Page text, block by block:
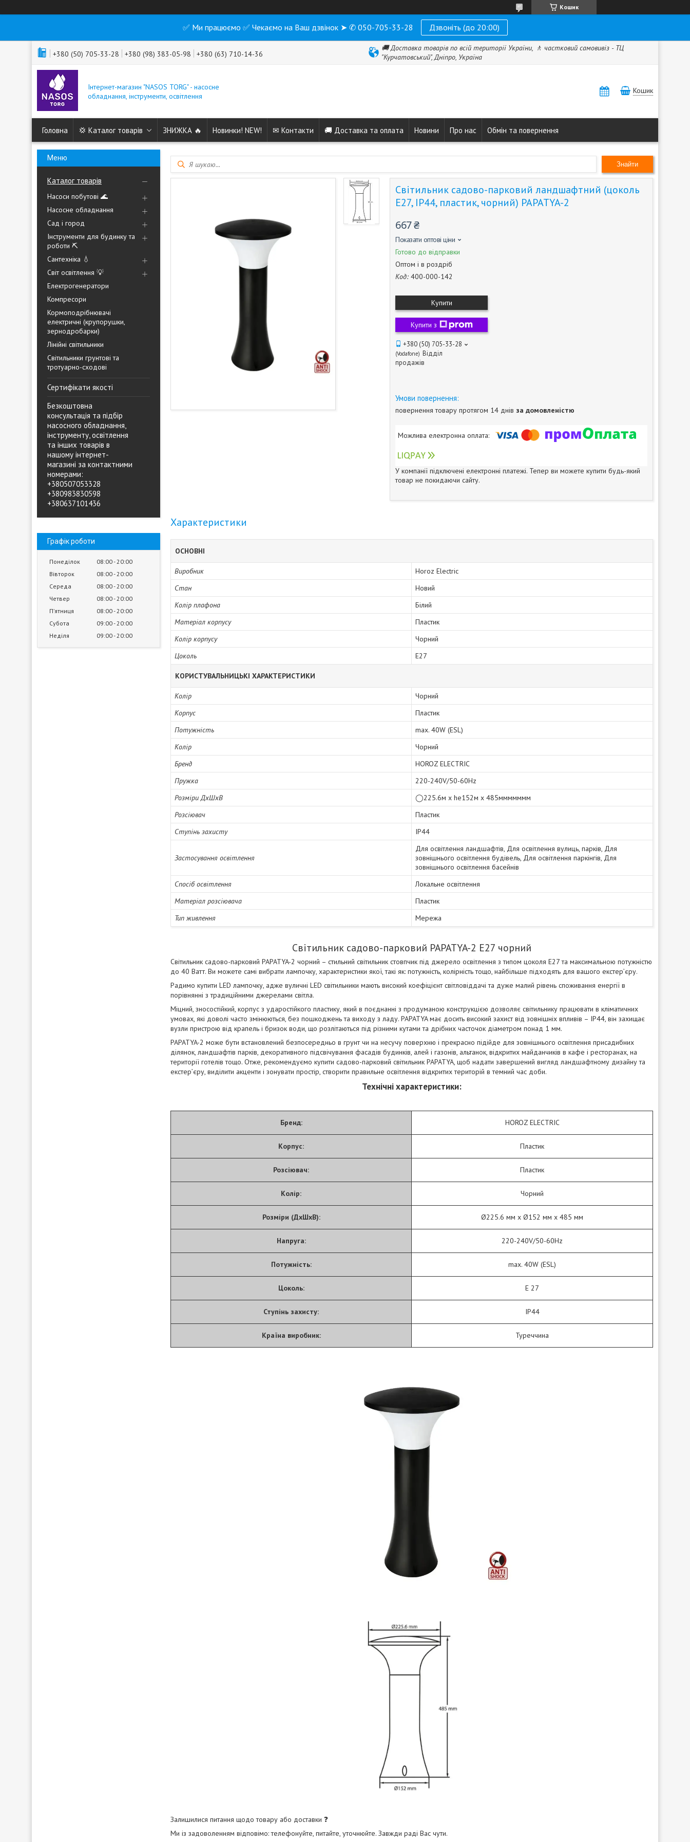
Кошик
✅ Ми працюємо ✅ Чекаємо на Ваш дзвінок ➤ ✆ 050-705-33-28 Дзвоніть (до 20:00)
+380 (50) 705-33-28 +380 (98) 383-05-98 +380 (63) 710-14-36
🚚 Доставка товарів по всій території України, 🚶 частковий самовивіз - ТЦ
"Курчатовський", Дніпро, Україна
Інтернет-магазин "NASOS TORG" - насосне
обладнання, інструменти, освітлення
Кошик
Головна 💢 Каталог товарів ЗНИЖКА 🔥 Новинки! NEW! ✉ Контакти 🚚 Доставка та оплата Новини Про нас Обмін та повернення
Каталог товарів
Насоси побутові 🌊
Насосне обладнання
Сад і город
Інструменти для будинку та
роботи ⛏️
Сантехніка 💧
Світ освітлення 💡
Електрогенератори
Компресори
Кормоподрібнювачі
електричні (крупорушки,
зернодробарки)
Лінійні світильники
Світильники грунтові та
тротуарно-сходові
Сертифікати якості
Безкоштовна
консультація та підбір
насосного обладнання,
інструменту, освітлення
та інших товарів в
нашому інтернет-
магазині за контактними
номерами:
+380507053328
+380983830598
+380637101436
Графік роботи
Понеділок 08:00 20:00
Вівторок
08:00 20:00
Середа
08:00 20:00
Четвер
08:00 20:00
Пʼятниця
08:00 20:00
Субота
09:00 20:00
Неділя
09:00 20:00
Знайти
Світильник садово-парковий ландшафтний (цоколь
E27, IP44, пластик, чорний) PAPATYA-2
667 ₴
Показати оптові ціни
Готово до відправки
Оптом і в роздріб
Код: 400-000-142
Купити
Купити з
+380 (50) 705-33-28
Vodafone Відділ
продажів
повернення товару протягом 14 днів за домовленістю
У компанії підключені електронні платежі. Тепер ви можете купити будь-який
товар не покидаючи сайту.
Характеристики
ОСНОВНІ
Виробник
Horoz Electric
Стан
Новий
Колір плафона
Білий
Матеріал корпусу
Пластик
Колір корпусу
Чорний
Цоколь
E27
КОРИСТУВАЛЬНИЦЬКІ ХАРАКТЕРИСТИКИ
Колір
Чорний
Корпус
Пластик
Потужність
max. 40W (ESL)
Колір
Чорний
Бренд
HOROZ ELECTRIC
Пружка
220-240V/50-60Hz
Розміри ДхШхВ
◯225.6м х he152м х 485ммммммм
Розсіювач
Пластик
Ступінь захисту
IP44
Застосування освітлення
Для освітлення ландшафтів, Для освітлення вулиць, парків, Для
зовнішнього освітлення будівель, Для освітлення паркінгів, Для
зовнішнього освітлення басейнів
Спосіб освітлення
Локальне освітлення
Матеріал розсіювача
Пластик
Тип живлення
Мережа
Світильник садово-парковий PAPATYA-2 E27 чорний
Світильник садово-парковий PAPATYA-2 чорний – стильний світильник стовпчик під джерело освітлення з типом цоколя E27 та максимальною потужністю
до 40 Ватт. Ви можете самі вибрати лампочку, характеристики якої, такі як: потужність, колірність тощо, найбільше підходять для вашого екстер’єру.
Радимо купити LED лампочку, адже вуличні LED світильники мають високий коефіцієнт світловіддачі та дуже малий рівень споживання енергії в
порівнянні з традиційними джерелами світла.
Міцний, зносостійкий, корпус з ударостійкого пластику, який в поєднанні з продуманою конструкцією дозволяє світильнику працювати в кліматичних
умовах, які доволі часто змінюються, без пошкоджень та виходу з ладу. PAPATYA має досить високий захист від зовнішніх впливів – IP44, він захищає
вузли пристрою від крапель і бризок води, що розлітаються під різними кутами та дрібних часточок діаметром понад 1 мм.
PAPATYA-2 може бути встановлений безпосередньо в грунт чи на несучу поверхню і прекрасно підійде для зовнішнього освітлення присадибних
ділянок, ландшафтів парків, декоративного підсвічування фасадів будинків, алей і газонів, альтанок, відкритих майданчиків в кафе і ресторанах, на
території готелів тощо. Отже, рекомендуємо купити садово-парковий світильник PAPATYA, щоб надати завершений вигляд ландшафтному дизайну та
екстер’єру, виділити акценти і зонувати простір, створити правильне освітлення відкритих територій в темний час доби.
Технічні характеристики:
Бренд: HOROZ ELECTRIC
Корпус: Пластик
Розсіювач: Пластик
Колір: Чорний
Розміри (ДхШхВ): Ø225.6 мм х Ø152 мм х 485 мм
Напруга: 220-240V/50-60Hz
Потужність: max. 40W (ESL)
Цоколь: E 27
Ступінь захисту: IP44
Країна виробник: Туреччина
Залишилися питання щодо товару або доставки ❓
Ми із задоволенням відповімо: телефонуйте, питайте, уточнюйте. Завжди раді Вас чути.